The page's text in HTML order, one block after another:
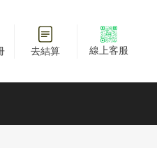
去結算 線上客服